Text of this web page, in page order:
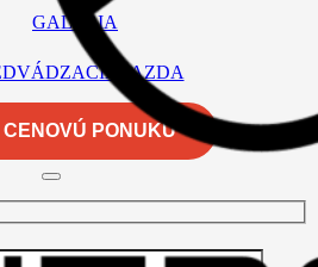
GALÉRIA
JAZDA
PONUKU